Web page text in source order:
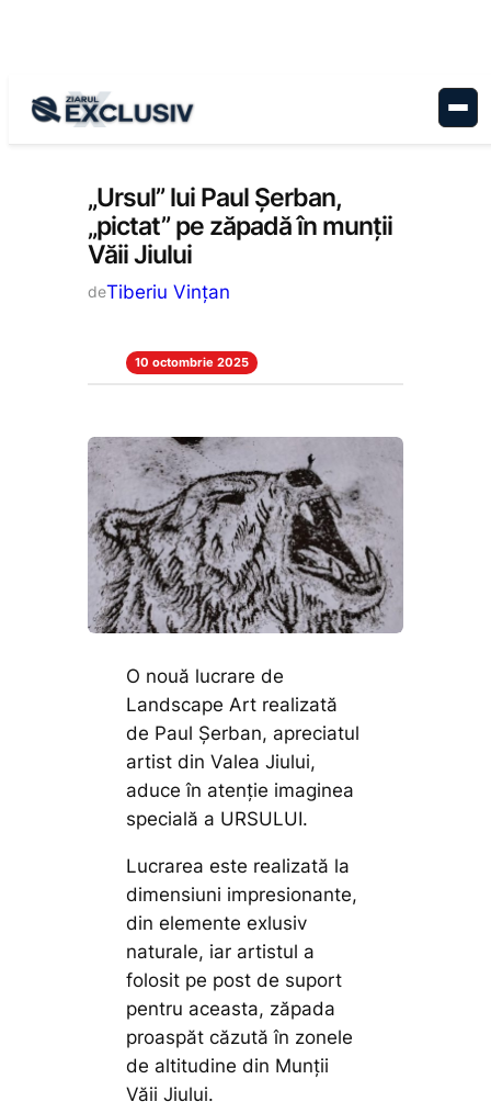
Cultură, Stiri la zi
„Ursul” lui Paul Șerban,
„pictat” pe zăpadă în munții
Văii Jiului
deTiberiu Vințan
10 octombrie 2025
O nouă lucrare de
Landscape Art realizată
de Paul Șerban, apreciatul
artist din Valea Jiului,
aduce în atenție imaginea
specială a URSULUI.
Lucrarea este realizată la
dimensiuni impresionante,
din elemente exlusiv
naturale, iar artistul a
folosit pe post de suport
pentru aceasta, zăpada
proaspăt căzută în zonele
de altitudine din Munții
Văii Jiului.